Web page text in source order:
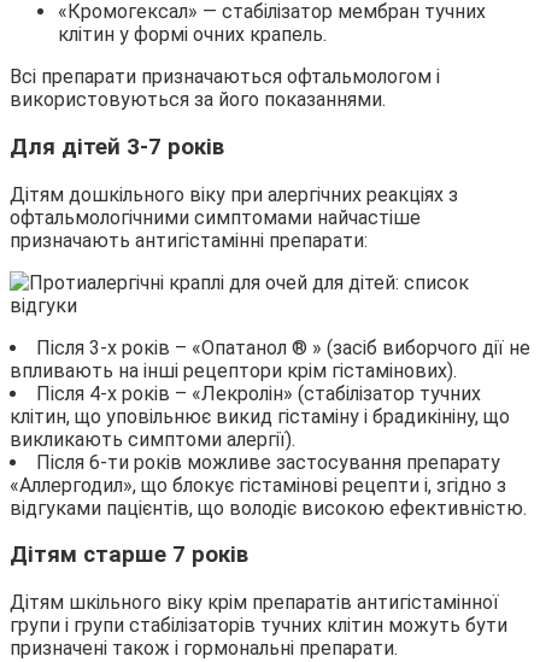
«Кромогексал» — стабілізатор мембран тучних
клітин у формі очних крапель.
Всі препарати призначаються офтальмологом і
використовуються за його показаннями.
Для дітей 3-7 років
Дітям дошкільного віку при алергічних реакціях з
офтальмологічними симптомами найчастіше
призначають антигістамінні препарати:
Після 3-х років – «Опатанол ® » (засіб виборчого дії не
впливають на інші рецептори крім гістамінових).
Після 4-х років – «Лекролін» (стабілізатор тучних
клітин, що уповільнює викид гістаміну і брадикініну, що
викликають симптоми алергії).
Після 6-ти років можливе застосування препарату
«Аллергодил», що блокує гістамінові рецепти і, згідно з
відгуками пацієнтів, що володіє високою ефективністю.
Дітям старше 7 років
Дітям шкільного віку крім препаратів антигістамінної
групи і групи стабілізаторів тучних клітин можуть бути
призначені також і гормональні препарати.